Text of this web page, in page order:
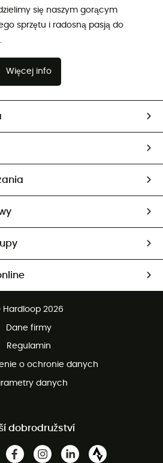
się naszym gorącym
sprzętu i radosną pasją do
Więcej info
Hardloop 2026
Dane firmy
Regulamin
o ochronie danych
danych
dobrodružství